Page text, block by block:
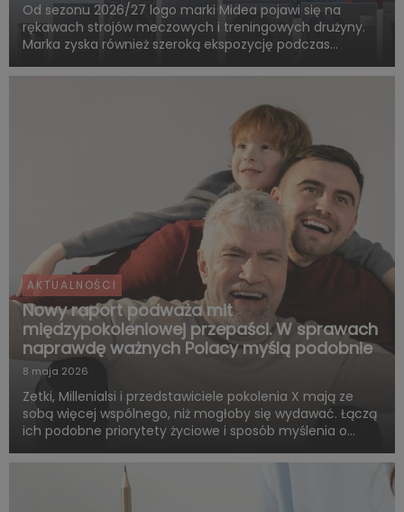
Od sezonu 2026/27 logo marki Midea pojawi się na
rękawach strojów meczowych i treningowych drużyny.
Marka zyska również szeroką ekspozycję podczas
współpraca obejmie także wspólne działania skierowane
AKTUALNOŚCI
Nowy raport podważa mit
międzypokoleniowej przepaści. W sprawach
naprawdę ważnych Polacy myślą podobnie
8 maja 2026
Zetki, Millenialsi i przedstawiciele pokolenia X mają ze
sobą więcej wspólnego, niż mogłoby się wydawać. Łączą
ich podobne priorytety życiowe i sposób myślenia o
dojrzałości życiowej decydują przede wszystkim: